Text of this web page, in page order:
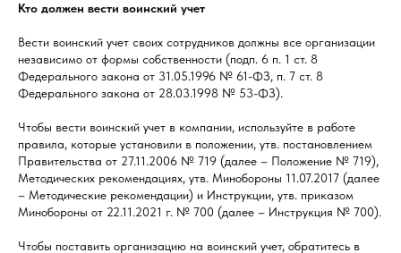
Кто должен вести воинский учет
Вести воинский учет своих сотрудников должны все организации
независимо от формы собственности (подп. 6 п. 1 ст. 8
Федерального закона от 31.05.1996 № 61-ФЗ, п. 7 ст. 8
Федерального закона от 28.03.1998 № 53-ФЗ).
Чтобы вести воинский учет в компании, используйте в работе
правила, которые установили в положении, утв. постановлением
Правительства от 27.11.2006 № 719 (далее – Положение № 719),
Методических рекомендациях, утв. Минобороны 11.07.2017 (далее
– Методические рекомендации) и Инструкции, утв. приказом
Минобороны от 22.11.2021 г. № 700 (далее – Инструкция № 700).
Чтобы поставить организацию на воинский учет, обратитесь в